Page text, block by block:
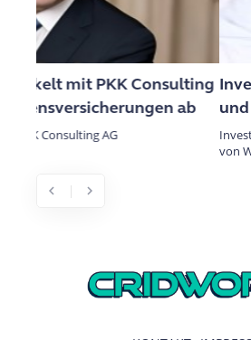
Investor Philipp Schober
und Kosteneffizienz von
Investor Philipp Schober lobt
chevron_left chevron_right